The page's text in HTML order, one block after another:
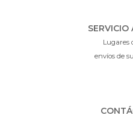
SERVICIO
Lugares
envíos de